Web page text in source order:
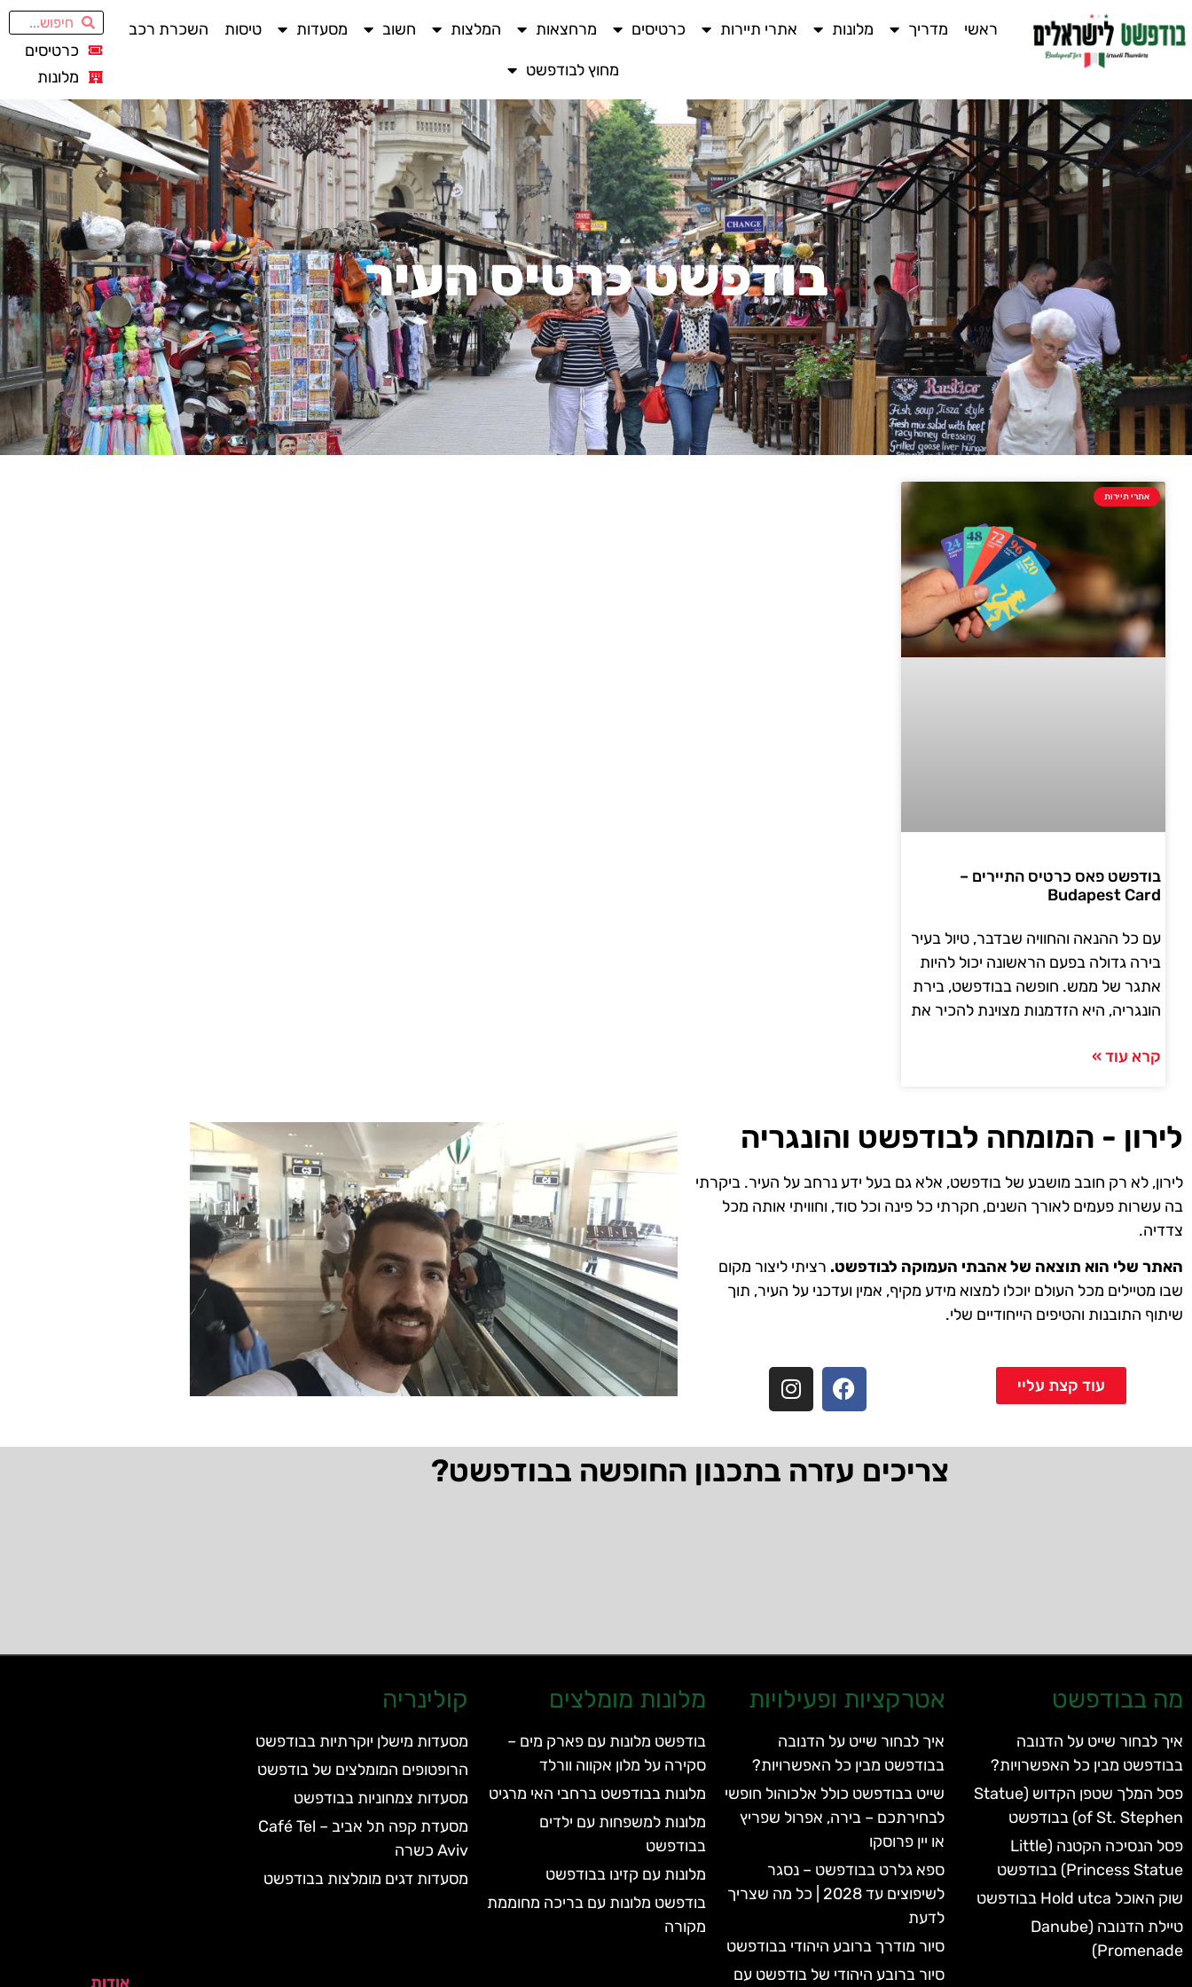
ראשי מדריך מלונות אתרי תיירות כרטיסים מרחצאות המלצות חשוב מסעדות טיסות השכרת רכב
מחוץ לבודפשט
כרטיסים
מלונות
בודפשט כרטיס העיר
אתרי תיירות
בודפשט פאס כרטיס התיירים –
Budapest Card
עם כל ההנאה והחוויה שבדבר, טיול בעיר
בירה גדולה בפעם הראשונה יכול להיות
אתגר של ממש. חופשה בבודפשט, בירת
הונגריה, היא הזדמנות מצוינת להכיר את
קרא עוד »
לירון - המומחה לבודפשט והונגריה
לירון, לא רק חובב מושבע של בודפשט, אלא גם בעל ידע נרחב על העיר. ביקרתי
בה עשרות פעמים לאורך השנים, חקרתי כל פינה וכל סוד, וחוויתי אותה מכל
צדדיה.
האתר שלי הוא תוצאה של אהבתי העמוקה לבודפשט. רציתי ליצור מקום
שבו מטיילים מכל העולם יוכלו למצוא מידע מקיף, אמין ועדכני על העיר, תוך
שיתוף התובנות והטיפים הייחודיים שלי.
עוד קצת עליי
צריכים עזרה בתכנון החופשה בבודפשט?
מה בבודפשט
איך לבחור שייט על הדנובה
בבודפשט מבין כל האפשרויות?
פסל המלך שטפן הקדוש (Statue
of St. Stephen) בבודפשט
פסל הנסיכה הקטנה (Little
Princess Statue) בבודפשט
שוק האוכל Hold utca בבודפשט
טיילת הדנובה (Danube
Promenade)
אטרקציות ופעילויות
איך לבחור שייט על הדנובה
בבודפשט מבין כל האפשרויות?
שייט בבודפשט כולל אלכוהול חופשי
לבחירתכם – בירה, אפרול שפריץ
או יין פרוסקו
ספא גלרט בבודפשט – נסגר
לשיפוצים עד 2028 | כל מה שצריך
לדעת
סיור מודרך ברובע היהודי בבודפשט
סיור ברובע היהודי של בודפשט עם
מלונות מומלצים
בודפשט מלונות עם פארק מים –
סקירה על מלון אקווה וורלד
מלונות בבודפשט ברחבי האי מרגיט
מלונות למשפחות עם ילדים
בבודפשט
מלונות עם קזינו בבודפשט
בודפשט מלונות עם בריכה מחוממת
מקורה
קולינריה
מסעדות מישלן יוקרתיות בבודפשט
הרופטופים המומלצים של בודפשט
מסעדות צמחוניות בבודפשט
מסעדת קפה תל אביב – Café Tel
Aviv כשרה
מסעדות דגים מומלצות בבודפשט
אודות